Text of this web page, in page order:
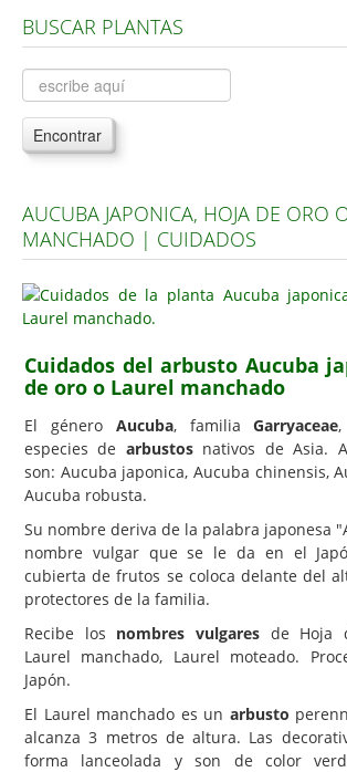
Árboles, Cicas y Palmeras de la G a la Z
Plantas Anuales y Perennes
Plantas Bulbosas y Acuáticas
Plantas de Interior
Plantas Aromáticas y de Huerto
Plantas Carnívoras y Orquídeas
Consejos
Hemisferio Sur
Enfermedades
Animales
Hongos
Carencias
Fotos
Flores y Plantas
Árboles y Palmeras
Arbustos y Trepadoras
Cactus y Suculentas
BUSCAR PLANTAS
Encontrar
AUCUBA JAPONICA, HOJA DE ORO
MANCHADO | CUIDADOS
Cuidados del arbusto Aucuba
de oro o Laurel manchado
El género Aucuba, familiaGarryaceae
especies de arbustosnativos de Asia.
son: Aucuba japonica, Aucuba chinensis,
Aucuba robusta.
Su nombre deriva de la palabra japonesa
nombre vulgar que se le da en el
cubierta de frutos se coloca delante del
protectores de la familia.
Recibe los nombres vulgaresde Hoja
Laurel manchado, Laurel moteado.
Japón.
El Laurel manchado es un arbusto
alcanza 3 metros de altura. Las
forma lanceolada y son de color